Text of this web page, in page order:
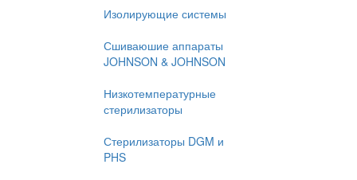
Изолирующие системы
Сшиваюшие аппараты
JOHNSON & JOHNSON
Низкотемпературные
стерилизаторы
Стерилизаторы DGM и
PHS